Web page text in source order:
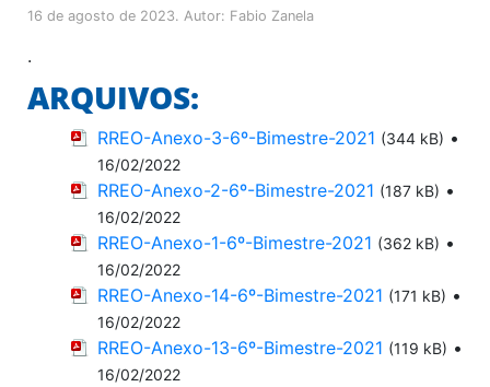
16 de agosto de 2023. Autor: Fabio Zanela
.
ARQUIVOS:
RREO-Anexo-3-6º-Bimestre-2021 (344 kB) •
16/02/2022
RREO-Anexo-2-6º-Bimestre-2021 (187 kB) •
16/02/2022
RREO-Anexo-1-6º-Bimestre-2021 (362 kB) •
16/02/2022
RREO-Anexo-14-6º-Bimestre-2021 (171 kB) •
16/02/2022
RREO-Anexo-13-6º-Bimestre-2021 (119 kB) •
16/02/2022